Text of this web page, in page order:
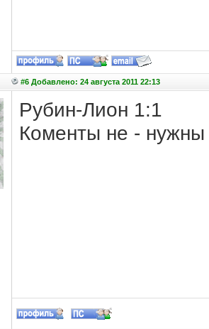
#6 Добавлено: 24 августа 2011 22:13
Рубин-Лион 1:1
Коменты не - нужны